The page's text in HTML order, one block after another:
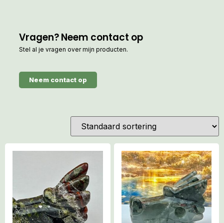
Vragen? Neem contact op
Stel al je vragen over mijn producten.
Neem contact op